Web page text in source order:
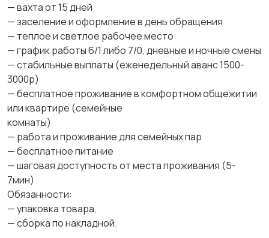
— вахта от 15 дней
— заселение и оформление в день обращения
— теплое и светлое рабочее место
— график работы 6/1 либо 7/0, дневные и ночные смены
— стабильные выплаты (еженедельный аванс 1500-
3000р)
— бесплатное проживание в комфортном общежитии
или квартире (семейные
комнаты)
— работа и проживание для семейных пар
— бесплатное питание
— шаговая доступность от места проживания (5-
7мин)
Обязанности:
— упаковка товара,
— сборка по накладной.